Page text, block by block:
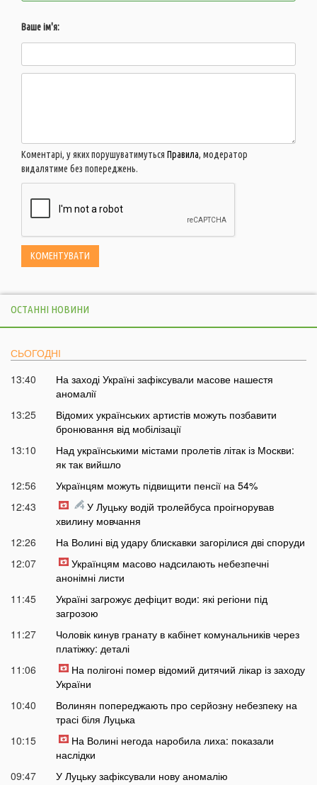
Ваше ім'я:
Коментарі, у яких порушуватимуться Правила, модератор
видалятиме без попереджень.
ОСТАННІ НОВИНИ
СЬОГОДНІ
13:40
На заході Україні зафіксували масове нашестя
аномалії
13:25
Відомих українських артистів можуть позбавити
бронювання від мобілізації
13:10
Над українськими містами пролетів літак із Москви:
як так вийшло
12:56
Українцям можуть підвищити пенсії на 54%
12:43
У Луцьку водій тролейбуса проігнорував
хвилину мовчання
12:26
На Волині від удару блискавки загорілися дві споруди
12:07
Українцям масово надсилають небезпечні
анонімні листи
11:45
Україні загрожує дефіцит води: які регіони під
загрозою
11:27
Чоловік кинув гранату в кабінет комунальників через
платіжку: деталі
11:06
На полігоні помер відомий дитячий лікар із заходу
України
10:40
Волинян попереджають про серйозну небезпеку на
трасі біля Луцька
10:15
На Волині негода наробила лиха: показали
наслідки
09:47
У Луцьку зафіксували нову аномалію